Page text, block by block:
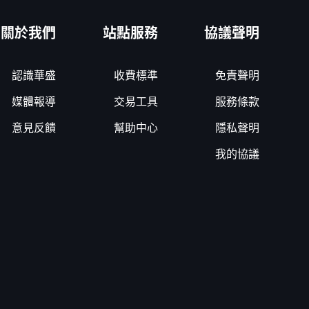
關於我們
認識華盛
媒體報導
意見反饋
站點服務
收費標準
交易工具
幫助中心
協議聲明
免責聲明
服務條款
隱私聲明
我的協議